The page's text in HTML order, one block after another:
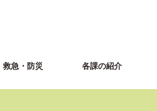
救急・防災 各課の紹介